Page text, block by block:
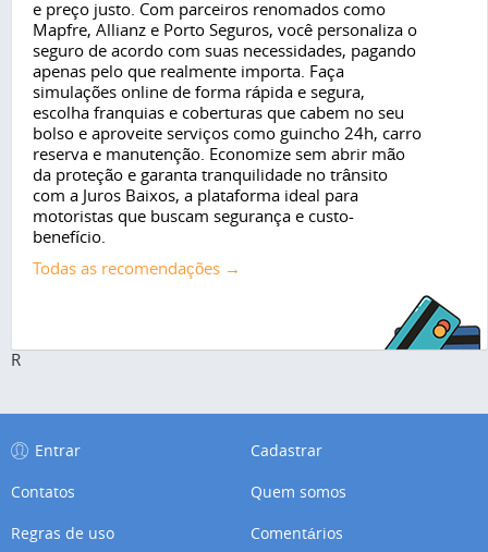
e preço justo. Com parceiros renomados como
Mapfre, Allianz e Porto Seguros, você personaliza o
seguro de acordo com suas necessidades, pagando
apenas pelo que realmente importa. Faça
simulações online de forma rápida e segura,
escolha franquias e coberturas que cabem no seu
bolso e aproveite serviços como guincho 24h, carro
reserva e manutenção. Economize sem abrir mão
da proteção e garanta tranquilidade no trânsito
com a Juros Baixos, a plataforma ideal para
motoristas que buscam segurança e custo-
benefício.
Todas as recomendações →
R
Entrar
Cadastrar
Contatos
Quem somos
Regras de uso
Comentários